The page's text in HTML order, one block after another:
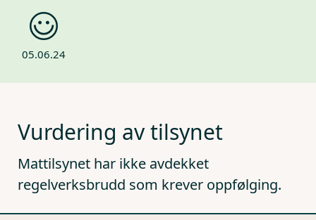
05.06.24
Vurdering av tilsynet
Mattilsynet har ikke avdekket
regelverksbrudd som krever oppfølging.